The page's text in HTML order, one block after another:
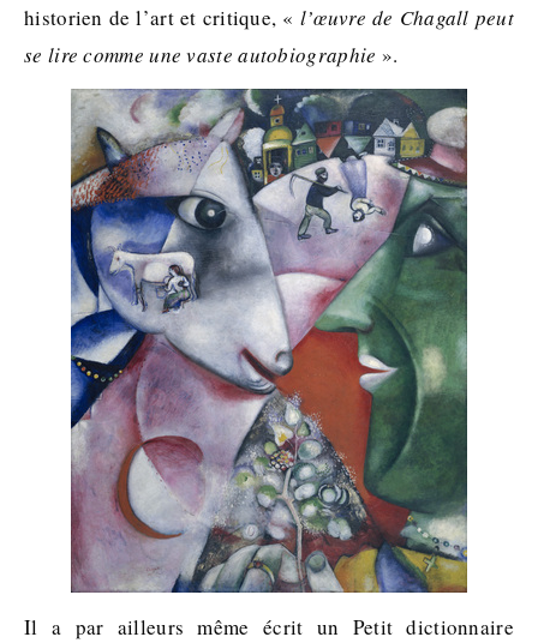
historien de l’art et critique, « l’œuvre de Chagall peut
se lire comme une vaste autobiographie ».
Il a par ailleurs même écrit un Petit dictionnaire